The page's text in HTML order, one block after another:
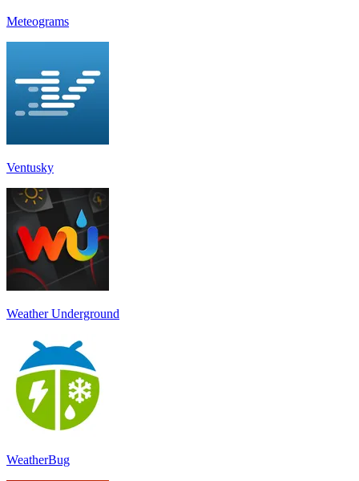
Meteograms
Ventusky
Weather Underground
WeatherBug